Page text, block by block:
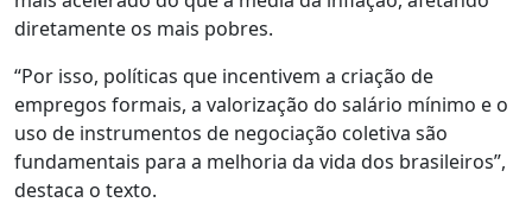
diretamente os mais pobres.
“Por isso, políticas que incentivem a criação de
empregos formais, a valorização do salário mínimo e o
uso de instrumentos de negociação coletiva são
fundamentais para a melhoria da vida dos brasileiros”,
destaca o texto.